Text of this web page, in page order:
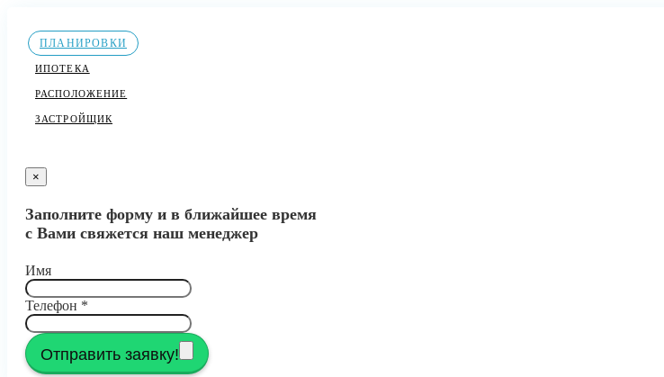
ПЛАНИРОВКИ
ИПОТЕКА
РАСПОЛОЖЕНИЕ
ЗАСТРОЙЩИК
×
Заполните форму и в ближайшее время
с Вами свяжется наш менеджер
Имя
Телефон *
Отправить заявку!